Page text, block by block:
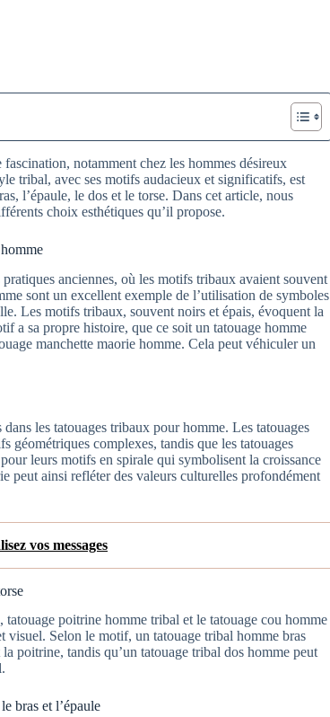
notamment chez les hommes désireux
tribal, avec ses motifs audacieux et significatifs, est
l’épaule, le dos et le torse. Dans cet article, nous
choix esthétiques qu’il propose.
anciennes, où les motifs tribaux avaient souvent
sont un excellent exemple de l’utilisation de symboles
Les motifs tribaux, souvent noirs et épais, évoquent la
a sa propre histoire, que ce soit un tatouage homme
manchette maorie homme. Cela peut véhiculer un
les tatouages tribaux pour homme. Les tatouages
géométriques complexes, tandis que les tatouages
leurs motifs en spirale qui symbolisent la croissance
peut ainsi refléter des valeurs culturelles profondément
vos messages
poitrine homme tribal et le tatouage cou homme
visuel. Selon le motif, un tatouage tribal homme bras
poitrine, tandis qu’un tatouage tribal dos homme peut
bras et l’épaule